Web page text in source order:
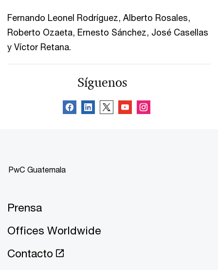
Fernando Leonel Rodríguez, Alberto Rosales,
Roberto Ozaeta, Ernesto Sánchez, José Casellas
y Víctor Retana.
Síguenos
PwC Guatemala
Prensa
Offices Worldwide
Contacto